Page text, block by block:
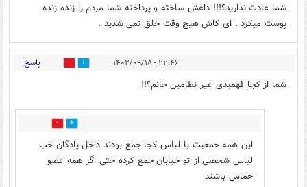
شما عادت ندارید؟!!! داعش ساخته و پرداخته شما مردم را زنده زنده
پوست میکرد . ای کاش هیچ وقت خلق نمی شدید .
۲۲:۴۶ - ۱۴۰۲/۰۹/۱۸ 1 پاسخ
شما از کجا فهمیدی غیر نظامین خانم؟!!
0
این همه جمعیت با لباس کجا جمع بودند داخل پادگان خب
لباس شخصی از تو خیابان جمع کرده حتی اگر همه عضو
حماس باشند